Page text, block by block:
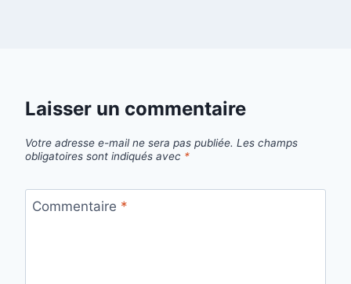
Laisser un commentaire
Votre adresse e-mail ne sera pas publiée. Les champs
obligatoires sont indiqués avec *
Commentaire *